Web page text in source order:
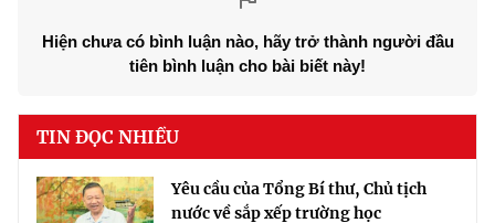
Hiện chưa có bình luận nào, hãy trở thành người đầu
tiên bình luận cho bài biết này!
TIN ĐỌC NHIỀU
Yêu cầu của Tổng Bí thư, Chủ tịch
nước về sắp xếp trường học